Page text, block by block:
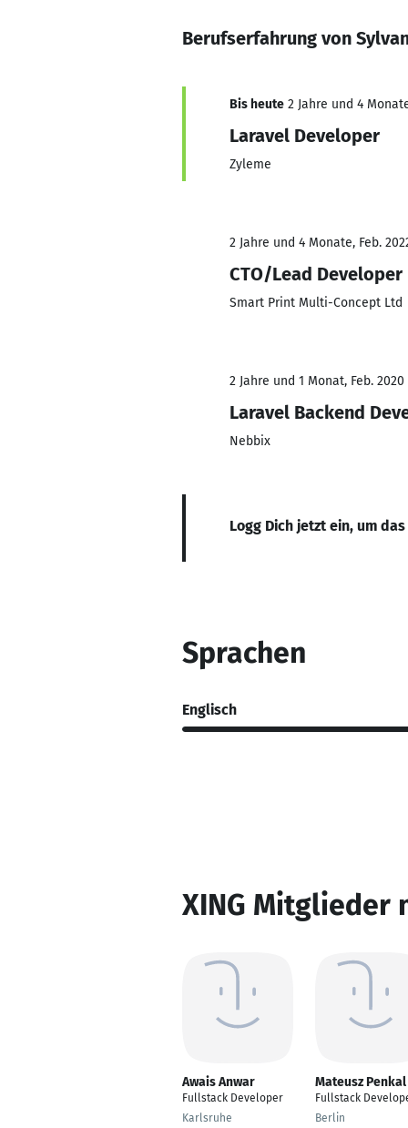
Berufserfahrung von
Bis heute 2 Jahre und 4
Laravel Developer
Zyleme
2 Jahre und 4 Monate, Feb.
CTO/Lead Developer
Smart Print Multi-Concept Ltd
2 Jahre und 1 Monat, Feb. 2020
Laravel Backend
Nebbix
Logg Dich jetzt ein, um
Sprachen
Englisch
XING Mitglieder
Awais Anwar
Fullstack Developer
Karlsruhe
Mateusz Penkal
Fullstack
Berlin